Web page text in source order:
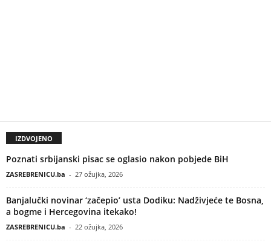
IZDVOJENO
Poznati srbijanski pisac se oglasio nakon pobjede BiH
ZASREBRENICU.ba - 27 ožujka, 2026
Banjalučki novinar ‘začepio’ usta Dodiku: Nadživjeće te Bosna,
a bogme i Hercegovina itekako!
ZASREBRENICU.ba - 22 ožujka, 2026